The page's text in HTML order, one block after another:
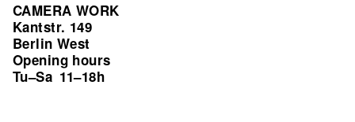
CAMERA WORK
Kantstr. 149
Berlin West
Opening hours
Tu–Sa 11–18h